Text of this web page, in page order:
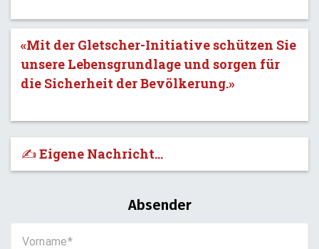
«Mit der Gletscher-Initiative schützen Sie
unsere Lebensgrundlage und sorgen für
die Sicherheit der Bevölkerung.»
✍️ Eigene Nachricht...
Absender
Vorname